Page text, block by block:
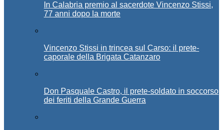
In Calabria premio al sacerdote Vincenzo Stissi,
77 anni dopo la morte
Vincenzo Stissi in trincea sul Carso: il prete-
caporale della Brigata Catanzaro
Don Pasquale Castro, il prete-soldato in soccorso
dei feriti della Grande Guerra